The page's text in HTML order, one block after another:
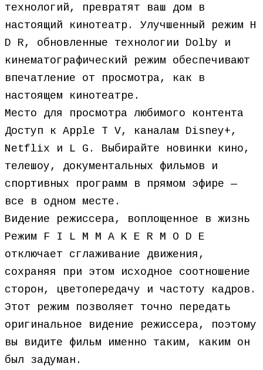
технологий, превратят ваш дом в
настоящий кинотеатр. Улучшенный режим H
D R, обновленные технологии Dolby и
кинематографический режим обеспечивают
впечатление от просмотра, как в
настоящем кинотеатре.
Место для просмотра любимого контента
Доступ к Apple T V, каналам Disney+,
Netflix и L G. Выбирайте новинки кино,
телешоу, документальных фильмов и
спортивных программ в прямом эфире —
все в одном месте.
Видение режиссера, воплощенное в жизнь
Режим F I L M M A K E R M O D E
отключает сглаживание движения,
сохраняя при этом исходное соотношение
сторон, цветопередачу и частоту кадров.
Этот режим позволяет точно передать
оригинальное видение режиссера, поэтому
вы видите фильм именно таким, каким он
был задуман.